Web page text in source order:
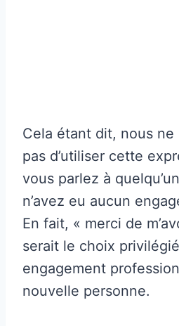
Cela étant dit, nous ne
pas d’utiliser cette
vous parlez à
n’avez eu aucun
En fait, « merci de
serait le choix privilégié
engagement
nouvelle personne.